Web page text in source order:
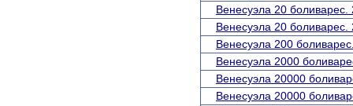
Венесуэла 20 боливарес.
Венесуэла 20 боливарес.
Венесуэла 200
Венесуэла 2000
Венесуэла 20000
Венесуэла 20000